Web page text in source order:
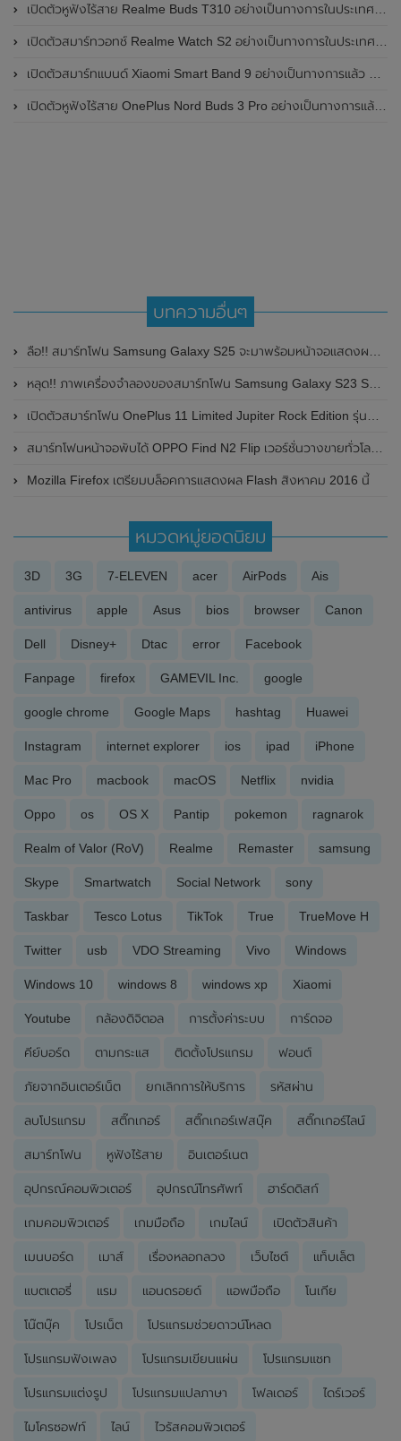
เปิดตัวหูฟังไร้สาย Realme Buds T310 อย่างเป็นทางการในประเทศอินเดีย มาพร้อมระบบตัดเสียงรบกวน ANC สูงสุด 46dB , เสียงรอบทิศทาง 360 องศา , แบตเตอรี่สามารถใช้งานได้นานสูงสุด 40 ชั่วโมง
เปิดตัวสมาร์ทวอทช์ Realme Watch S2 อย่างเป็นทางการในประเทศอินเดีย มาพร้อมตัวเรือนสแตนเลสสตีล , หน้าจอแสดงผล AMOLED ขนาด 1.43 นิ้ว , แบตเตอรี่ขนาดใหญ่ใช้งานได้นาน 20 วัน และรองรับคำสั่งเสียง Super AI Engine ที่ขับเคลื่อนโดย ChatGPT
เปิดตัวสมาร์ทแบนด์ Xiaomi Smart Band 9 อย่างเป็นทางการแล้ว มาพร้อมหน้าจอ AMOLED ขนาด 1.62 นิ้ว , ตัวเรือนเป็นโลหะ และแบตเตอรี่สุดอึดสามารถใช้งานได้นานถึง 21 วัน
เปิดตัวหูฟังไร้สาย OnePlus Nord Buds 3 Pro อย่างเป็นทางการแล้ว มาพร้อมระบบตัดเสียงรบกวน (ANC) สามารถลดเสียงรบกวนได้ 49dB และแบตเตอรี่สุดอึดใช้งานได้นานสูงสุดถึง 44 ชั่วโมง
บทความอื่นๆ
ลือ!! สมาร์ทโฟน Samsung Galaxy S25 จะมาพร้อมหน้าจอแสดงผลขนาดใหญ่ 6.36 นิ้ว
หลุด!! ภาพเครื่องจำลองของสมาร์ทโฟน Samsung Galaxy S23 Series โชว์ความแตกต่างของทั้ง 3 รุ่น
เปิดตัวสมาร์ทโฟน OnePlus 11 Limited Jupiter Rock Edition รุ่นพิเศษในประเทศจีน มาพร้อมดีไซน์ฝาหลังลายหินอ่อนเหมือนดาวพฤหัสบดี
สมาร์ทโฟนหน้าจอพับได้ OPPO Find N2 Flip เวอร์ชั่นวางขายทั่วโลก โผล่ทดสอบประสิทธิภาพบน Geekbench มาพร้อมชิปเซ็ต Dimensity 9000+ ลุ้นเปิดตัวเร็วๆนี้
Mozilla Firefox เตรียมบล็อคการแสดงผล Flash สิงหาคม 2016 นี้
หมวดหมู่ยอดนิยม
3D 3G 7-ELEVEN acer AirPods Ais
antivirus apple Asus bios browser Canon
Dell Disney+ Dtac error Facebook
Fanpage firefox GAMEVIL Inc. google
google chrome Google Maps hashtag Huawei
Instagram internet explorer ios ipad iPhone
Mac Pro macbook macOS Netflix nvidia
Oppo os OS X Pantip pokemon ragnarok
Realm of Valor (RoV) Realme Remaster samsung
Skype Smartwatch Social Network sony
Taskbar Tesco Lotus TikTok True TrueMove H
Twitter usb VDO Streaming Vivo Windows
Windows 10 windows 8 windows xp Xiaomi
Youtube กล้องดิจิตอล การตั้งค่าระบบ การ์ดจอ
คีย์บอร์ด ตามกระแส ติดตั้งโปรแกรม ฟอนต์
ภัยจากอินเตอร์เน็ต ยกเลิกการให้บริการ รหัสผ่าน
ลบโปรแกรม สติ๊กเกอร์ สติ๊กเกอร์เฟสบุ๊ค สติ๊กเกอร์ไลน์
สมาร์ทโฟน หูฟังไร้สาย อินเตอร์เนต
อุปกรณ์คอมพิวเตอร์ อุปกรณ์โทรศัพท์ ฮาร์ดดิสก์
เกมคอมพิวเตอร์ เกมมือถือ เกมไลน์ เปิดตัวสินค้า
เมนบอร์ด เมาส์ เรื่องหลอกลวง เว็บไซต์ แท็บเล็ต
แบตเตอรี่ แรม แอนดรอยด์ แอพมือถือ โนเกีย
โน๊ตบุ๊ค โปรเน็ต โปรแกรมช่วยดาวน์โหลด
โปรแกรมฟังเพลง โปรแกรมเขียนแผ่น โปรแกรมแชท
โปรแกรมแต่งรูป โปรแกรมแปลภาษา โฟลเดอร์ ไดร์เวอร์
ไมโครซอฟท์ ไลน์ ไวรัสคอมพิวเตอร์